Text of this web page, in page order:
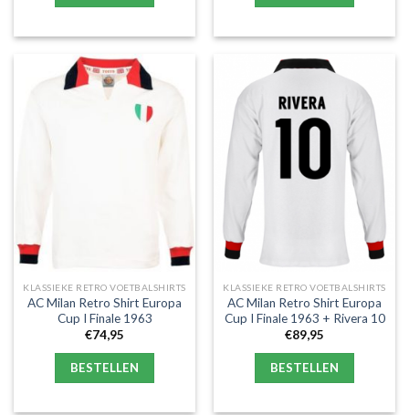
KLASSIEKE RETRO VOETBALSHIRTS
AC Milan Retro Shirt Europa
Cup I Finale 1963
€74,95
BESTELLEN
KLASSIEKE RETRO VOETBALSHIRTS
AC Milan Retro Shirt Europa
Cup I Finale 1963 + Rivera 10
€89,95
BESTELLEN